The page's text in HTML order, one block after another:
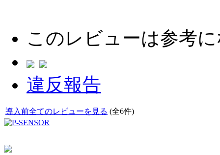
このレビューは参考
違反報告
導入前全てのレビューを見る (全6件)